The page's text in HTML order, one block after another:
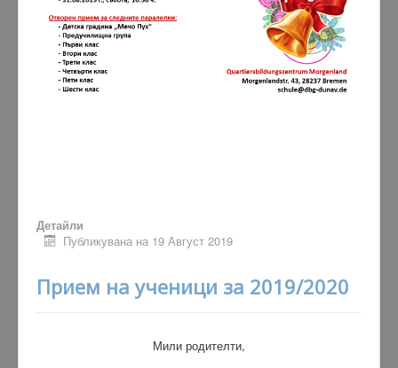
Детайли
Публикувана на 19 Август 2019
Прием на ученици за 2019/2020
Мили родителти,